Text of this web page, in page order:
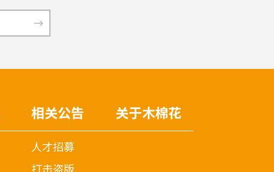
相关公告
人才招募
关于木棉花